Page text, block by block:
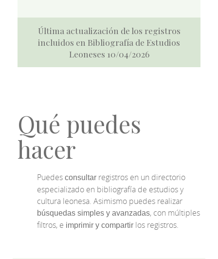
Última actualización de los registros
incluidos en Bibliografía de Estudios
Leoneses 10/04/2026
Qué puedes
hacer
Puedesconsultar registros en un directorio
especializado en bibliografía de estudios y
cultura leonesa. Asimismo puedes realizar
búsquedas simples y avanzadas, con múltiples
filtros, e imprimir y compartir los registros.